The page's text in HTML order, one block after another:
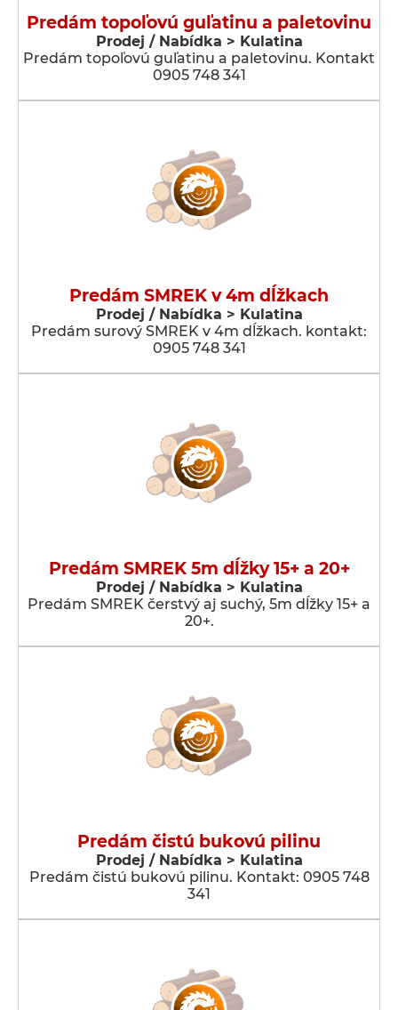
Predám topoľovú guľatinu a paletovinu
Prodej / Nabídka > Kulatina
Predám topoľovú guľatinu a paletovinu. Kontakt
0905 748 341
Predám SMREK v 4m dĺžkach
Prodej / Nabídka > Kulatina
Predám surový SMREK v 4m dĺžkach. kontakt:
0905 748 341
Predám SMREK 5m dĺžky 15+ a 20+
Prodej / Nabídka > Kulatina
Predám SMREK čerstvý aj suchý, 5m dĺžky 15+ a
20+.
Predám čistú bukovú pilinu
Prodej / Nabídka > Kulatina
Predám čistú bukovú pilinu. Kontakt: 0905 748
341